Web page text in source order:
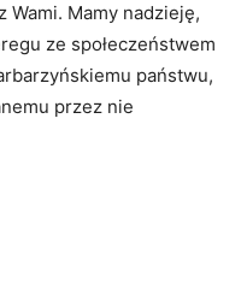
Mamy nadzieję,
ze społeczeństwem
państwu,
przez nie